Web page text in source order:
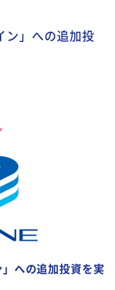
ン」への追加投
」への追加投資を実